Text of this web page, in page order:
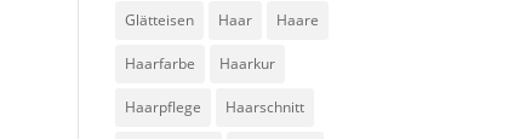
Glätteisen Haar Haare
Haarfarbe Haarkur
Haarpflege Haarschnitt